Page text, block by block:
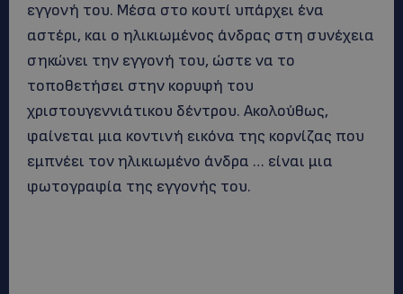
εγγονή του. Μέσα στο κουτί υπάρχει ένα
αστέρι, και ο ηλικιωμένος άνδρας στη συνέχεια
σηκώνει την εγγονή του, ώστε να το
τοποθετήσει στην κορυφή του
χριστουγεννιάτικου δέντρου. Ακολούθως,
φαίνεται μια κοντινή εικόνα της κορνίζας που
εμπνέει τον ηλικιωμένο άνδρα … είναι μια
φωτογραφία της εγγονής του.